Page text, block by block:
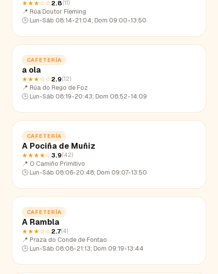
★★★☆☆2.8(11)
📍 Rúa Doutor Fleming
🕒 Lun-Sáb 08:14-21:04; Dom 09:00-13:50
CAFETERÍA
a ola
★★★☆☆2.9(12)
📍 Rúa do Rego de Foz
🕒 Lun-Sáb 08:19-20:43; Dom 08:52-14:09
CAFETERÍA
A Pociña de Muñiz
★★★★☆3.9(42)
📍 O Camiño Primitivo
🕒 Lun-Sáb 08:06-20:48; Dom 09:07-13:50
CAFETERÍA
A Rambla
★★★☆☆2.7(4)
📍 Praza do Conde de Fontao
🕒 Lun-Sáb 08:08-21:13; Dom 09:19-13:44